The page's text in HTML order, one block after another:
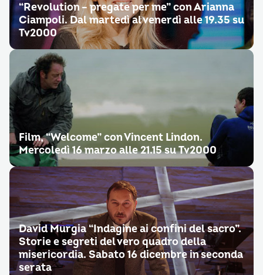
“Revolution – pregate per me” con Arianna
Ciampoli. Dal martedì al venerdì alle 19.35 su
Tv2000
Film, “Welcome” con Vincent Lindon.
Mercoledì 16 marzo alle 21.15 su Tv2000
David Murgia “Indagine ai confini del sacro”.
Storie e segreti del vero quadro della
misericordia. Sabato 16 dicembre in seconda
serata